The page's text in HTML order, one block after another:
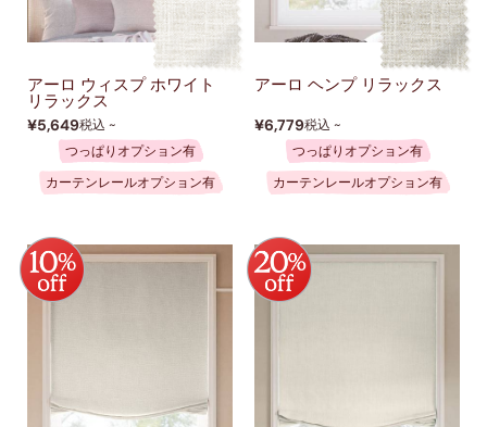
アーロ ウィスプ ホワイト
リラックス
¥5,649税込 ~
つっぱりオプション有
カーテンレールオプション有
アーロ ヘンプ リラックス
¥6,779税込 ~
つっぱりオプション有
カーテンレールオプション有